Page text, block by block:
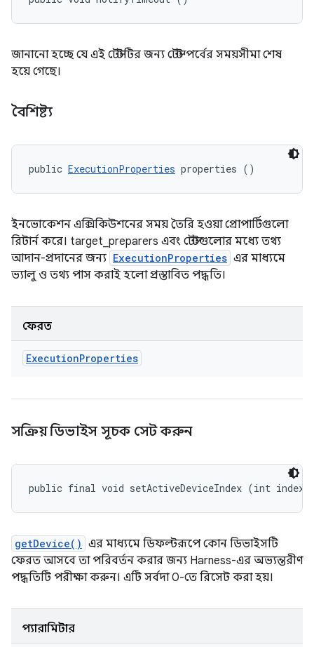
জানানো হচ্ছে যে এই টেস্টটির জন্য টেস্ট পর্বের সময়সীমা শেষ
হয়ে গেছে।
বৈশিষ্ট্য
public ExecutionProperties properties ()
ইনভোকেশন এক্সিকিউশনের সময় তৈরি হওয়া প্রোপার্টিগুলো
রিটার্ন করে। target_preparers এবং টেস্টগুলোর মধ্যে তথ্য
আদান-প্রদানের জন্য ExecutionProperties এর মাধ্যমে
ভ্যালু ও তথ্য পাস করাই হলো প্রস্তাবিত পদ্ধতি।
ফেরত
ExecutionProperties
সক্রিয় ডিভাইস সূচক সেট করুন
public final void setActiveDeviceIndex (int index)
getDevice() এর মাধ্যমে ডিফল্টরূপে কোন ডিভাইসটি
ফেরত আসবে তা পরিবর্তন করার জন্য Harness-এর অভ্যন্তরীণ
পদ্ধতিটি পরীক্ষা করুন। এটি সর্বদা 0-তে রিসেট করা হয়।
প্যারামিটার